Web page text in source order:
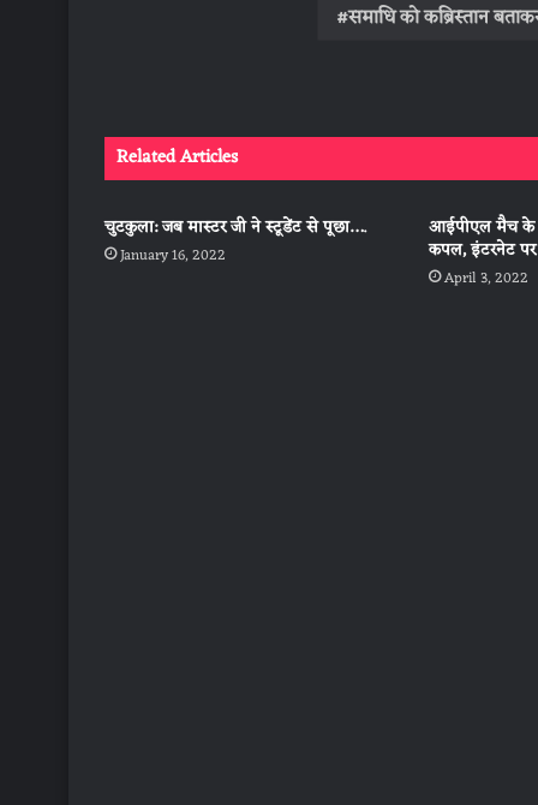
समाधि को कब्रिस्तान
Related Articles
चुटकुला: जब मास्टर जी ने स्टूडेंट से पूछा….
January 16, 2022
आईपीएल मैच के
कपल, इंटरनेट पर
April 3, 2022